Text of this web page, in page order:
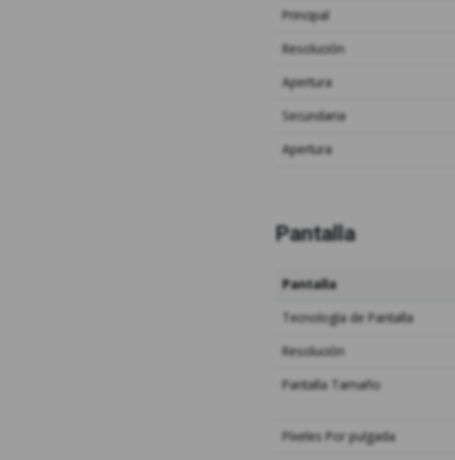
Principal
Resolución
Apertura
Secundaria
Apertura
Pantalla
Pantalla
Tecnología de Pantalla
Resolución
Pantalla Tamaño
PíxelesPor pulgada